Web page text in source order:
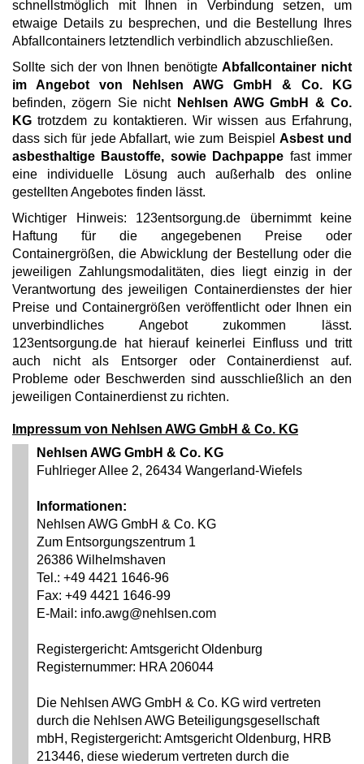
schnellstmöglich mit Ihnen in Verbindung setzen, um
etwaige Details zu besprechen, und die Bestellung Ihres
Abfallcontainers letztendlich verbindlich abzuschließen.
Sollte sich der von Ihnen benötigteAbfallcontainer nicht
im Angebot von Nehlsen AWG GmbH & Co. KG
befinden, zögern Sie nicht Nehlsen AWG GmbH & Co.
KG trotzdem zu kontaktieren. Wir wissen aus Erfahrung,
dass sich für jede Abfallart, wie zum Beispiel Asbest und
asbesthaltige Baustoffe, sowie Dachpappe fast immer
eine individuelle Lösung auch außerhalb des online
gestellten Angebotes finden lässt.
Wichtiger Hinweis: 123entsorgung.de übernimmt keine
Haftung für die angegebenen Preise oder
Containergrößen, die Abwicklung der Bestellung oder die
jeweiligen Zahlungsmodalitäten, dies liegt einzig in der
Verantwortung des jeweiligen Containerdienstes der hier
Preise und Containergrößen veröffentlicht oder Ihnen ein
unverbindliches Angebot zukommen lässt.
123entsorgung.de hat hierauf keinerlei Einfluss und tritt
auch nicht als Entsorger oder Containerdienst auf.
Probleme oder Beschwerden sind ausschließlich an den
jeweiligen Containerdienst zu richten.
Impressum von Nehlsen AWG GmbH & Co. KG
Nehlsen AWG GmbH & Co. KG
Fuhlrieger Allee 2, 26434 Wangerland-Wiefels
Informationen:
Nehlsen AWG GmbH & Co. KG
Zum Entsorgungszentrum 1
26386 Wilhelmshaven
Tel.: +49 4421 1646-96
Fax: +49 4421 1646-99
E-Mail: info.awg@nehlsen.com
Registergericht: Amtsgericht Oldenburg
Registernummer: HRA 206044
Die Nehlsen AWG GmbH & Co. KG wird vertreten
durch die Nehlsen AWG Beteiligungsgesellschaft
mbH, Registergericht: Amtsgericht Oldenburg, HRB
213446, diese wiederum vertreten durch die